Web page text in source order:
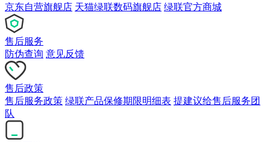
京东自营旗舰店 天猫绿联数码旗舰店 绿联官方商城
售后服务
防伪查询 意见反馈
售后政策
售后服务政策 绿联产品保修期限明细表 提建议给售后服务团
队